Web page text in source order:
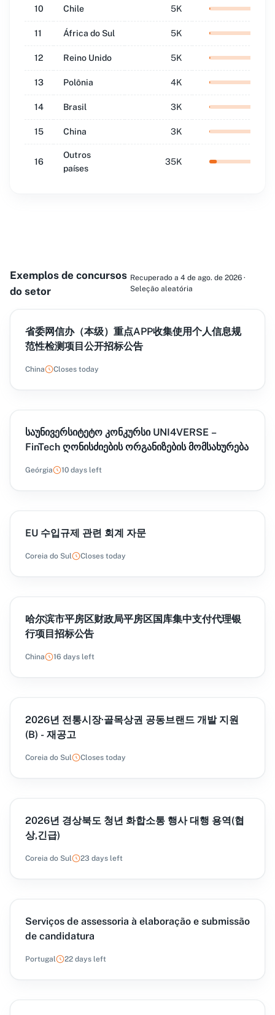
10 Chile 5K
11 África do Sul 5K
12 Reino Unido 5K
13 Polônia 4K
14 Brasil 3K
15 China 3K
16
Outros
países
35K
Exemplos de concursos
do setor
Recuperado a 4 de ago. de 2026 ·
Seleção aleatória
省委网信办（本级）重点APP收集使用个人信息规
范性检测项目公开招标公告
China Closes today
საუნივერსიტეტო კონკურსი UNI4VERSE –
FinTech ღონისძიების ორგანიზების მომსახურება
Geórgia 10 days left
EU 수입규제 관련 회계 자문
Coreia do Sul Closes today
哈尔滨市平房区财政局平房区国库集中支付代理银
行项目招标公告
China 16 days left
2026년 전통시장·골목상권 공동브랜드 개발 지원
(B) - 재공고
Coreia do Sul Closes today
2026년 경상북도 청년 화합소통 행사 대행 용역(협
상,긴급)
Coreia do Sul 23 days left
Serviços de assessoria à elaboração e submissão
de candidatura
Portugal 22 days left